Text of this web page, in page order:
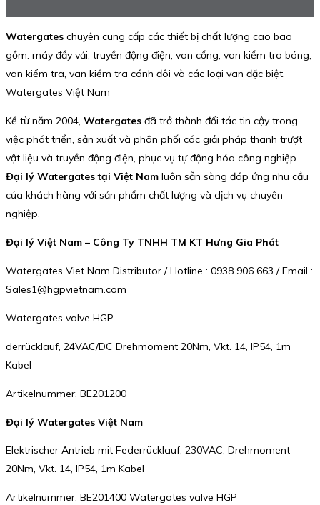
Watergates chuyên cung cấp các thiết bị chất lượng cao bao
gồm: máy đẩy vải, truyền động điện, van cổng, van kiểm tra bóng,
van kiểm tra, van kiểm tra cánh đôi và các loại van đặc biệt.
Watergates Việt Nam
Kể từ năm 2004, Watergates đã trở thành đối tác tin cậy trong
việc phát triển, sản xuất và phân phối các giải pháp thanh trượt
vật liệu và truyền động điện, phục vụ tự động hóa công nghiệp.
Đại lý Watergates tại Việt Nam luôn sẵn sàng đáp ứng nhu cầu
của khách hàng với sản phẩm chất lượng và dịch vụ chuyên
nghiệp.
Đại lý Việt Nam – Công Ty TNHH TM KT Hưng Gia Phát
Watergates Viet Nam Distributor / Hotline : 0938 906 663 / Email :
Sales1@hgpvietnam.com
Watergates valve HGP
derrücklauf, 24VAC/DC Drehmoment 20Nm, Vkt. 14, IP54, 1m
Kabel
Artikelnummer: BE201200
Đại lý Watergates Việt Nam
Elektrischer Antrieb mit Federrücklauf, 230VAC, Drehmoment
20Nm, Vkt. 14, IP54, 1m Kabel
Artikelnummer: BE201400 Watergates valve HGP